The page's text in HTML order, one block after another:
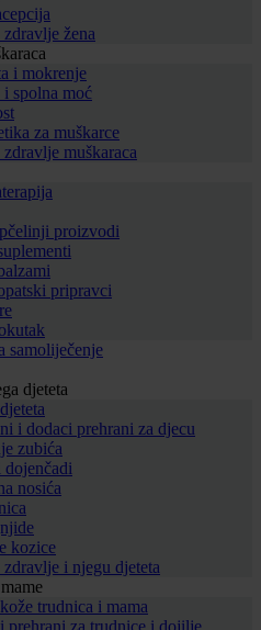
zdravlje žena
i mokrenje
spolna moć
za muškarce
zdravlje muškaraca
proizvodi
pripravci
samoliječenje
djeteta
i dodaci prehrani za djecu
zubića
dojenčadi
nosića
kozice
zdravlje i njegu djeteta
trudnica i mama
prehrani za trudnice i dojilje